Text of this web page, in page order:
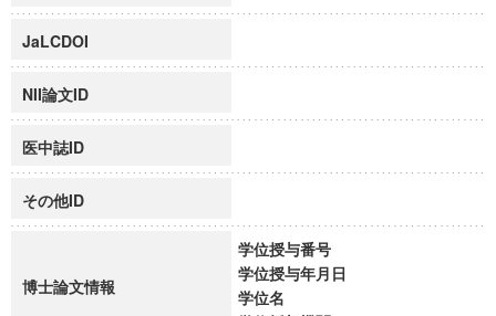
JaLCDOI
NII論文ID
医中誌ID
その他ID
博士論文情報
学位授与番号
学位授与年月日
学位名